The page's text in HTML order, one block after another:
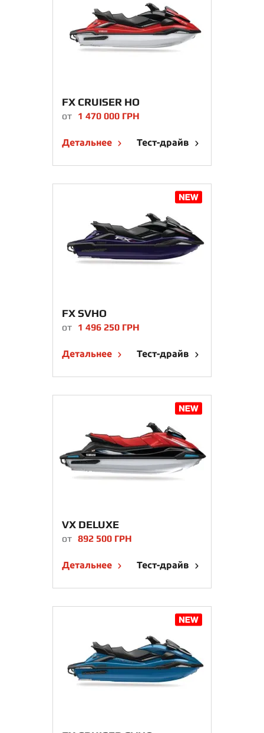
FX CRUISER HO
от 1 470 000 ГРН
Детальнее Тест-драйв
FX SVHO
от 1 496 250 ГРН
Детальнее Тест-драйв
VX DELUXE
от 892 500 ГРН
Детальнее Тест-драйв